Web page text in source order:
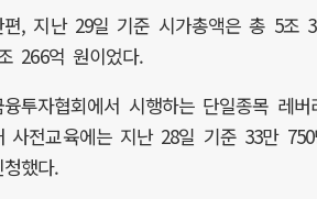
편, 지난 29일 기준 시가총액은 총 5조
266억 원이었다.
융투자협회에서 시행하는 단일종목 레
사전교육에는 지난 28일 기준 33만
했다.